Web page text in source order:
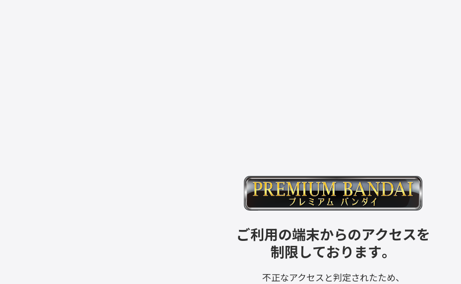
ご利用の端末からのアクセスを
制限しております。
不正なアクセスと判定されたため、